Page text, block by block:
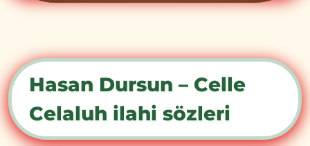
Hasan Dursun – Celle
Celaluh ilahi sözleri